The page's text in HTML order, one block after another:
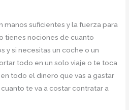
manos suficientes y la fuerza para
tienes nociones de cuanto
y si necesitas un coche o un
todo en un solo viaje o te toca
todo el dinero que vas a gastar
te va a costar contratar a